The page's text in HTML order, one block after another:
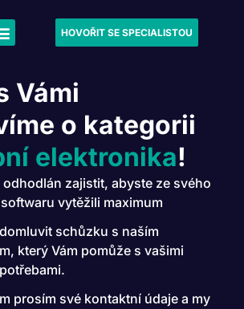
HOVOŘIT SE SPECIALISTOU
Vámi
o kategorii
elektronika!
odhodlán zajistit, abyste ze svého
vytěžili maximum
schůzku s naším
který Vám pomůže s vašimi
prosím své kontaktní údaje a my